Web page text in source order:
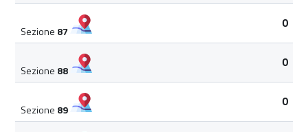
Sezione 87
0
Sezione 88
0
Sezione 89
0